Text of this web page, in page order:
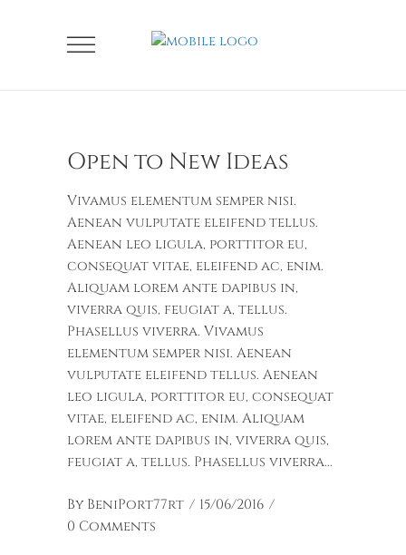
Open to New Ideas
Vivamus elementum semper nisi.
Aenean vulputate eleifend tellus.
Aenean leo ligula, porttitor eu,
consequat vitae, eleifend ac, enim.
Aliquam lorem ante dapibus in,
viverra quis, feugiat a, tellus.
Phasellus viverra. Vivamus
elementum semper nisi. Aenean
vulputate eleifend tellus. Aenean
leo ligula, porttitor eu, consequat
vitae, eleifend ac, enim. Aliquam
lorem ante dapibus in, viverra quis,
feugiat a, tellus. Phasellus viverra
ByBeniPort77rt
15/06/2016
0 Comments